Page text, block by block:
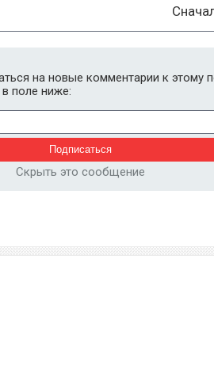
на новые комментарии к этому
поле ниже:
Скрыть это сообщение